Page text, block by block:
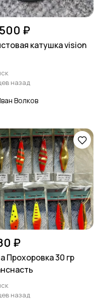
₽
катушка vision
назад
Волков
₽
Прохоровка 30 гр
назад